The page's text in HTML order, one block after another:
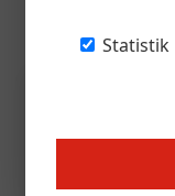
Statistik